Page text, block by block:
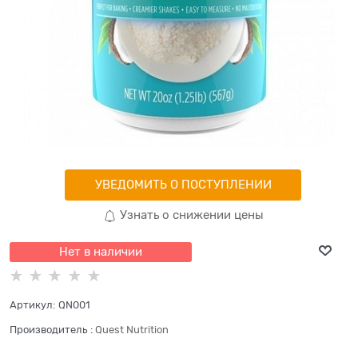
УВЕДОМИТЬ О ПОСТУПЛЕНИИ
Узнать о снижении цены
Нет в наличии
Артикул: QN001
Производитель : Quest Nutrition